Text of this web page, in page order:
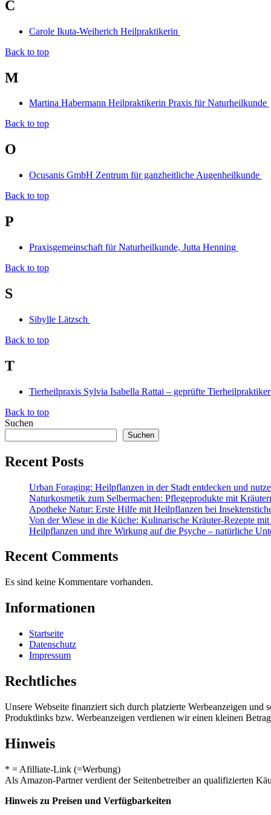
C
Carole Ikuta-Weiherich Heilpraktikerin
Back to top
M
Martina Habermann Heilpraktikerin Praxis für Naturheilkunde
Back to top
O
Ocusanis GmbH Zentrum für ganzheitliche Augenheilkunde
Back to top
P
Praxisgemeinschaft für Naturheilkunde, Jutta Henning
Back to top
S
Sibylle Lätzsch
Back to top
T
Tierheilpraxis Sylvia Isabella Rattai – geprüfte
Back to top
Suchen
Suchen
Recent Posts
Urban Foraging: Heilpflanzen in der Stadt entdecken und
Naturkosmetik zum Selbermachen: Pflegeprodukte mit
Apotheke Natur: Erste Hilfe mit Heilpflanzen bei
Von der Wiese in die Küche: Kulinarische Kräuter-Rezepte
Heilpflanzen und ihre Wirkung auf die Psyche – natürliche
Recent Comments
Es sind keine Kommentare vorhanden.
Informationen
Startseite
Datenschutz
Impressum
Rechtliches
Unsere Webseite finanziert sich durch platzierte Werbeanzeigen
Produktlinks bzw. Werbeanzeigen verdienen wir einen kleinen
Hinweis
* = Afilliate-Link (=Werbung)
Als Amazon-Partner verdient der Seitenbetreiber an qualifizierten
Hinweis zu Preisen und Verfügbarkeiten